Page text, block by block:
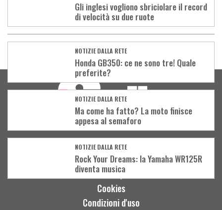
Gli inglesi vogliono sbriciolare il record
di velocità su due ruote
NOTIZIE DALLA RETE
Honda GB350: ce ne sono tre! Quale
preferite?
NOTIZIE DALLA RETE
Ma come ha fatto? La moto finisce
appesa al semaforo
NOTIZIE DALLA RETE
Rock Your Dreams: la Yamaha WR125R
diventa musica
Contatti
Pubblicità
Privacy
Cookies
Condizioni d'uso